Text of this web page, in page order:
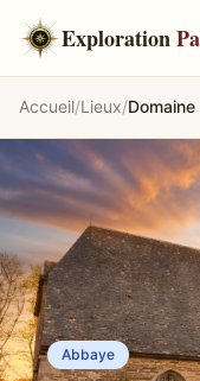
Exploration
Accueil/Lieux/
Abbaye